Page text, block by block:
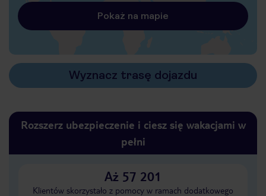
Pokaż na mapie
Wyznacz trasę dojazdu
Rozszerz ubezpieczenie i ciesz się wakacjami w
pełni
Aż 57 201
Klientów skorzystało z pomocy w ramach dodatkowego